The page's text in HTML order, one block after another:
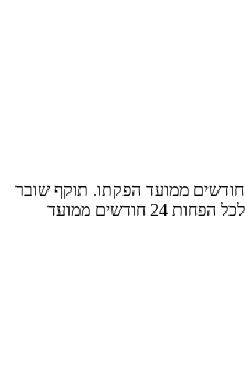
תוקף שובר כספי הינו לכל הפחות 60 חודשים ממועד הפקתו. תוקף שובר
לרכישת מוצר או שירות מסויים יהיה לכל הפחות 24 חודשים ממועד